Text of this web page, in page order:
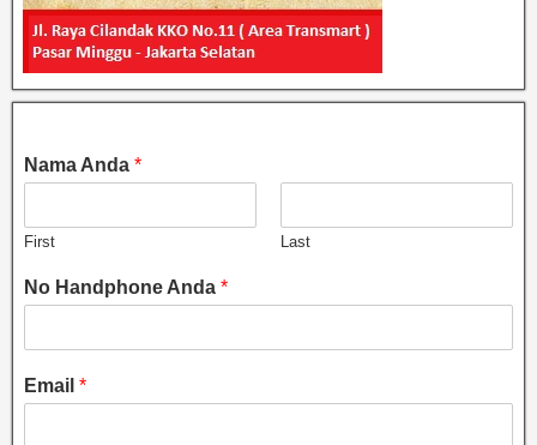
Nama Anda *
First Last
No Handphone Anda *
Email *